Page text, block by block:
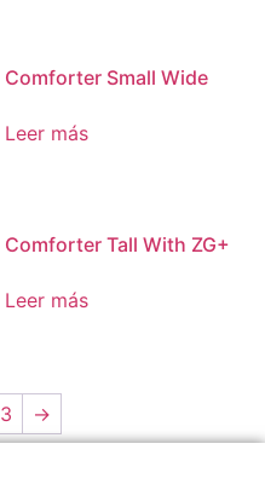
Comforter Small Wide
Leer más
Comforter Tall With ZG+
Leer más
3 →